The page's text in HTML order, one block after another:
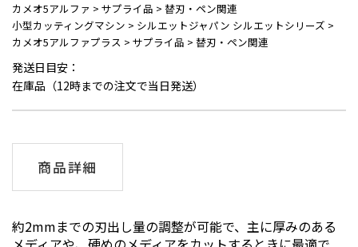
カメオ5アルファ > サプライ品 > 替刃・ペン関連
小型カッティングマシン > シルエットジャパン シルエットシリーズ >
カメオ5アルファプラス > サプライ品 > 替刃・ペン関連
発送日目安：
在庫品（12時までの注文で当日発送）
商品詳細
約2mmまでの刃出し量の調整が可能で、主に厚みのある